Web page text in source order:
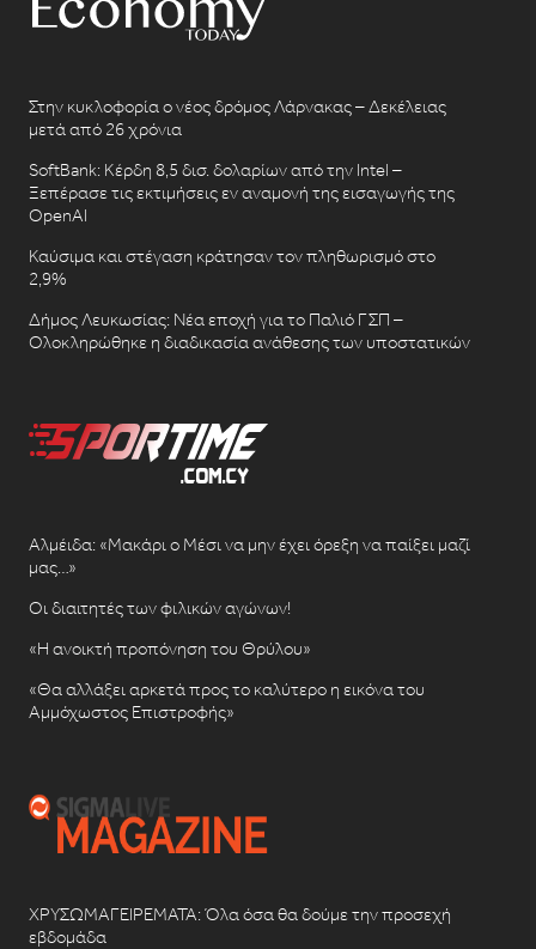
Στην κυκλοφορία ο νέος δρόμος Λάρνακας – Δεκέλειας
μετά από 26 χρόνια
SoftBank: Κέρδη 8,5 δισ. δολαρίων από την Intel –
Ξεπέρασε τις εκτιμήσεις εν αναμονή της εισαγωγής της
OpenAI
Καύσιμα και στέγαση κράτησαν τον πληθωρισμό στο
2,9%
Δήμος Λευκωσίας: Νέα εποχή για το Παλιό ΓΣΠ –
Ολοκληρώθηκε η διαδικασία ανάθεσης των υποστατικών
Αλμέιδα: «Μακάρι ο Μέσι να μην έχει όρεξη να παίξει μαζί
μας…»
Οι διαιτητές των φιλικών αγώνων!
«Η ανοικτή προπόνηση του Θρύλου»
«Θα αλλάξει αρκετά προς το καλύτερο η εικόνα του
Αμμόχωστος Επιστροφής»
ΧΡΥΣΩΜΑΓΕΙΡΕΜΑΤΑ: Όλα όσα θα δούμε την προσεχή
εβδομάδα